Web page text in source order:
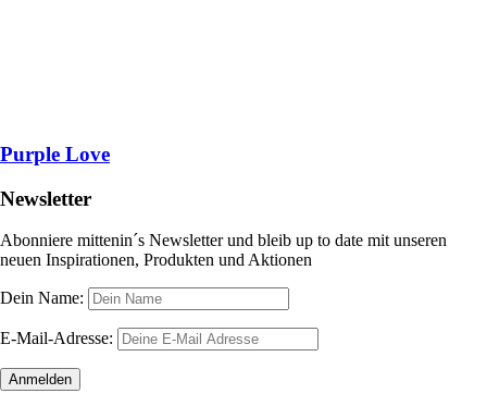
Purple Love
Newsletter
Abonniere mittenin´s Newsletter und bleib up to date mit unseren
neuen Inspirationen, Produkten und Aktionen
Dein Name:
E-Mail-Adresse: